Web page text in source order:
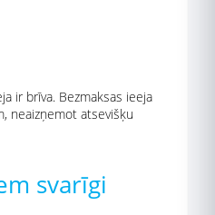
ir brīva. Bezmaksas ieeja
neaizņemot atsevišķu
svarīgi